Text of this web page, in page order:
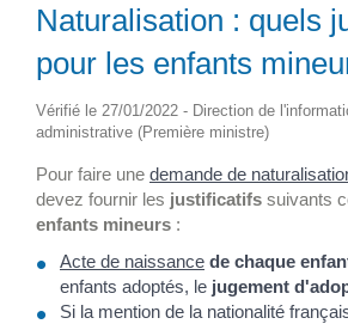
Naturalisation : quels
pour les enfants
Vérifié le 27/01/2022 - Direction de
administrative (Première ministre)
Pour faire une demande de
devez fournir les justificatifs suivants
enfants mineurs :
Acte de naissance de chaque
enfants adoptés, le jugement
Si la mention de la nationalité